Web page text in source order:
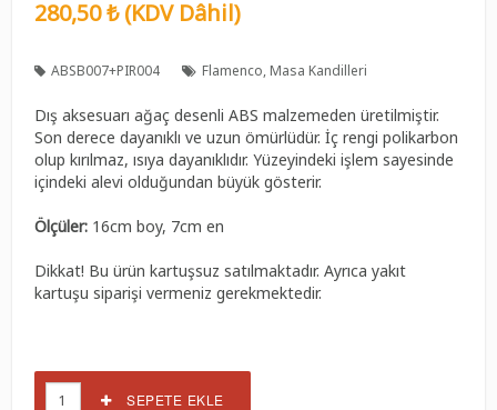
280,50 ₺ (KDV Dâhil)
ABSB007+PIR004 Flamenco Masa Kandilleri
Dış aksesuarı ağaç desenli ABS malzemeden üretilmiştir.
Son derece dayanıklı ve uzun ömürlüdür. İç rengi polikarbon
olup kırılmaz, ısıya dayanıklıdır. Yüzeyindeki işlem sayesinde
içindeki alevi olduğundan büyük gösterir.
Ölçüler: 16cm boy, 7cm en
Dikkat! Bu ürün kartuşsuz satılmaktadır. Ayrıca yakıt
kartuşu siparişi vermeniz gerekmektedir.
SEPETE EKLE